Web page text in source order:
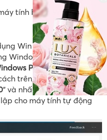
tính bằng Windows
Win 10, bạn nhấp
Windows ở góc dưới bên
PowerShell“.
trên, bạn nhập dòng
” và nhấn “Enter” tương
cho máy tính tự động